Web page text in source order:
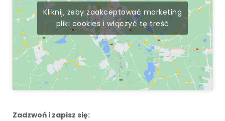
Kliknij, żeby zaakceptować marketing
pliki cookies i włączyć tę treść
Zadzwoń i zapisz się: